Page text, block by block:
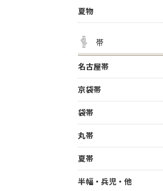
夏物
帯
名古屋帯
京袋帯
袋帯
丸帯
夏帯
半幅・兵児・他